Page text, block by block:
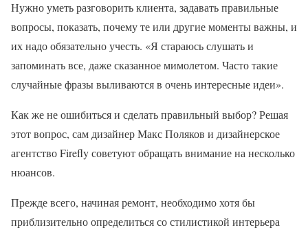
Нужно уметь разговорить клиента, задавать правильные
вопросы, показать, почему те или другие моменты важны, и
их надо обязательно учесть. «Я стараюсь слушать и
запоминать все, даже сказанное мимолетом. Часто такие
случайные фразы выливаются в очень интересные идеи».
Как же не ошибиться и сделать правильный выбор? Решая
этот вопрос, сам дизайнер Макс Поляков и дизайнерское
агентство Firefly советуют обращать внимание на несколько
нюансов.
Прежде всего, начиная ремонт, необходимо хотя бы
приблизительно определиться со стилистикой интерьера